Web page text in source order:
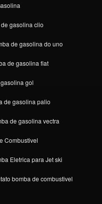
gasolina clio
de gasolina do uno
de gasolina fiat
gol
de gasolina palio
de gasolina vectra
Combustivel
Eletrica para Jet ski
bomba de combustivel